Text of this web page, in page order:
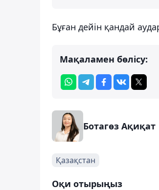
Бұған дейін қандай
Мақаламен бөлісу:
Ботагөз Ақиқат
Қазақстан
Оқи отырыңыз